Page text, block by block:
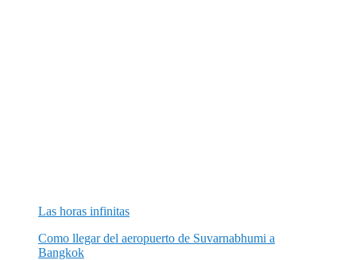
Las horas infinitas
Como llegar del aeropuerto de Suvarnabhumi a
Bangkok